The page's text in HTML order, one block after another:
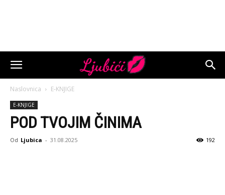
Naslovnica E-KNJIGE
E-KNJIGE
POD TVOJIM ČINIMA
Od Ljubica - 31.08.2025 192